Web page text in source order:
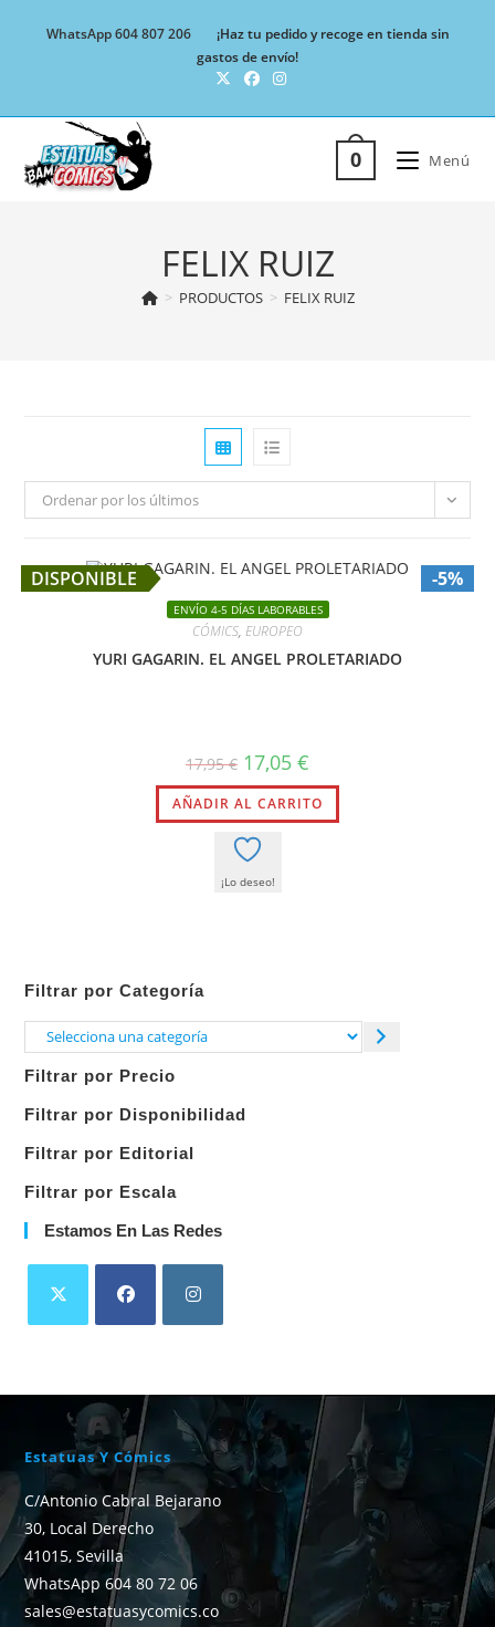
WhatsApp 604 807 206
¡Haz tu pedido y recoge en tienda sin
gastos de envío!
0 Menú
FELIX RUIZ
> PRODUCTOS > FELIX RUIZ
Ordenar por los últimos
DISPONIBLE -5%
ENVÍO 4-5 DÍAS LABORABLES
CÓMICS, EUROPEO
YURI GAGARIN. EL ANGEL PROLETARIADO
17,95€ El
precio
original
era:
17,95 €.
17,05 €
actual
es:
17,05 €.
AÑADIR AL CARRITO
¡Lo deseo!
Filtrar por Categoría
Selecciona
categoría
Filtrar por Precio
Filtrar por Disponibilidad
Filtrar por Editorial
Filtrar por Escala
Estamos En Las Redes
Estatuas Y Cómics
C/Antonio Cabral Bejarano
30, Local Derecho
41015, Sevilla
WhatsApp 604 80 72 06
sales@estatuasycomics.co